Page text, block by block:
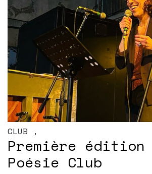
CLUB ,
Première édition
Poésie Club